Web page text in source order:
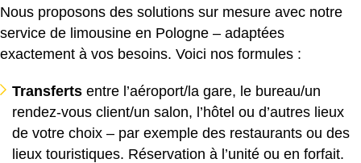
Nous proposons des solutions sur mesure avec notre
service de limousine en Pologne – adaptées
exactement à vos besoins. Voici nos formules :
Transferts entre l’aéroport/la gare, le bureau/un
rendez-vous client/un salon, l’hôtel ou d’autres lieux
de votre choix – par exemple des restaurants ou des
lieux touristiques. Réservation à l’unité ou en forfait.